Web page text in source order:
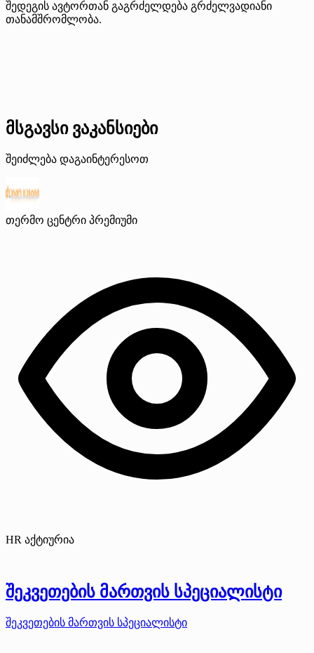
შედეგის ავტორთან გაგრძელდება გრძელვადიანი
თანამშრომლობა.
მსგავსი ვაკანსიები
შეიძლება დაგაინტერესოთ
თერმო ცენტრი პრემიუმი
HR აქტიურია
შეკვეთების მართვის სპეციალისტი
შეკვეთების მართვის სპეციალისტი